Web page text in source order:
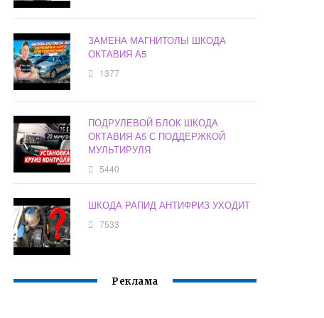
ЗАМЕНА МАГНИТОЛЫ ШКОДА
ОКТАВИЯ А5
1377
ПОДРУЛЕВОЙ БЛОК ШКОДА
ОКТАВИЯ А5 С ПОДДЕРЖКОЙ
МУЛЬТИРУЛЯ
5440
ШКОДА РАПИД АНТИФРИЗ УХОДИТ
7533
Реклама